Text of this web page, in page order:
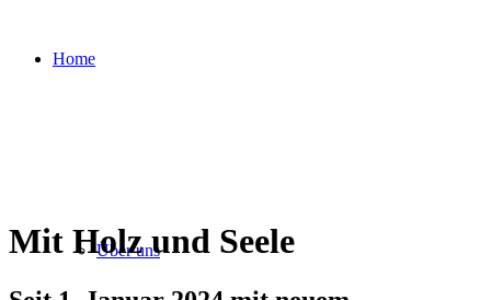
Home
Über uns
Mit Holz und Seele